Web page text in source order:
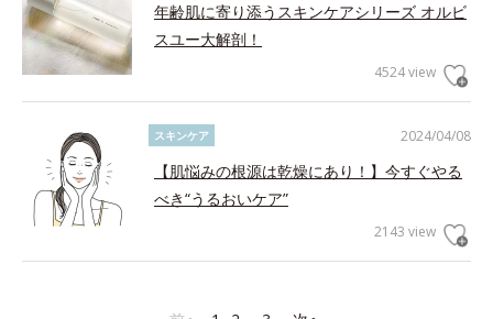
年齢肌に寄り添うスキンケアシリーズ オルビ
スユー大解剖！
4524 view
2024/04/08
スキンケア
【肌悩みの根源は乾燥にあり！】今すぐやる
べき“うるおいケア”
2143 view